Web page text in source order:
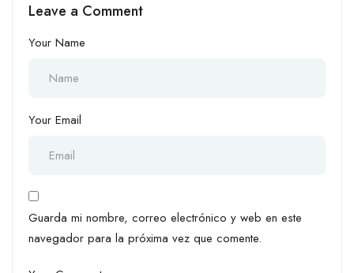
Leave a Comment
Your Name
Your Email
Guarda mi nombre, correo electrónico y web en este
navegador para la próxima vez que comente.